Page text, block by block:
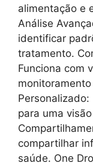
alimentação e
Análise
identificar
tratamento.
Funciona com
para uma
compartilhar
saúde. One